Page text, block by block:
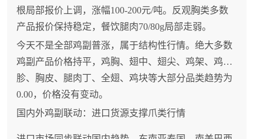
根局部报价上调，涨幅100-200元/吨。反观胸类多数
产品报价保持稳定，餐饮腿肉70/80g局部走弱。
今天不是全部鸡副普涨，属于结构性行情。绝大多数
鸡副产品价格持平，鸡胸、翅中、翅尖、鸡架、鸡
胗、胸皮、腿肉丁、全翅、鸡块等大部分品类趋势为
0.00，价格没有变动。
国内外鸡副联动：进口货源支撑爪类行情